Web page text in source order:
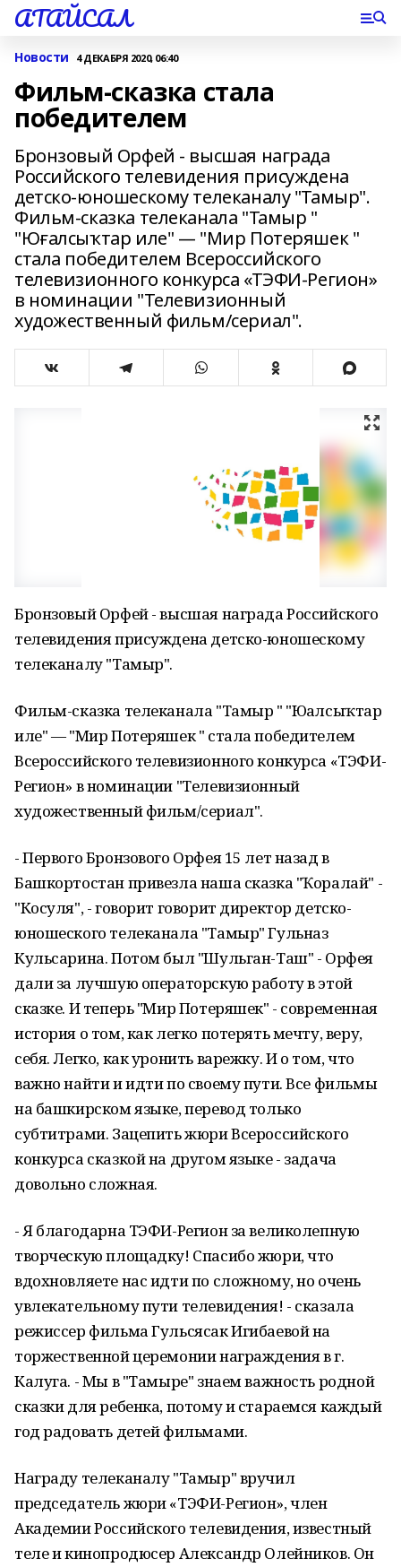
АТАЙСАЛ
Новости 4 ДЕКАБРЯ 2020, 06:40
Фильм-сказка стала
победителем
Бронзовый Орфей - высшая награда
Российского телевидения присуждена
детско-юношескому телеканалу "Тамыр".
Фильм-сказка телеканала "Тамыр "
"Юғалсыҡтар иле" — "Мир Потеряшек "
стала победителем Всероссийского
телевизионного конкурса «ТЭФИ-Регион»
в номинации "Телевизионный
художественный фильм/сериал".
Бронзовый Орфей - высшая награда Российского
телевидения присуждена детско-юношескому
телеканалу "Тамыр".
Фильм-сказка телеканала "Тамыр " "Юғалсыҡтар
иле" — "Мир Потеряшек " стала победителем
Всероссийского телевизионного конкурса «ТЭФИ-
Регион» в номинации "Телевизионный
художественный фильм/сериал".
- Первого Бронзового Орфея 15 лет назад в
Башкортостан привезла наша сказка "Ҡоралай" -
"Косуля", - говорит говорит директор детско-
юношеского телеканала "Тамыр" Гульназ
Кульсарина. Потом был "Шульган-Таш" - Орфея
дали за лучшую операторскую работу в этой
сказке. И теперь "Мир Потеряшек" - современная
история о том, как легко потерять мечту, веру,
себя. Легко, как уронить варежку. И о том, что
важно найти и идти по своему пути. Все фильмы
на башкирском языке, перевод только
субтитрами. Зацепить жюри Всероссийского
конкурса сказкой на другом языке - задача
довольно сложная.
- Я благодарна ТЭФИ-Регион за великолепную
творческую площадку! Спасибо жюри, что
вдохновляете нас идти по сложному, но очень
увлекательному пути телевидения! - сказала
режиссер фильма Гульсясак Игибаевой на
торжественной церемонии награждения в г.
Калуга. - Мы в "Тамыре" знаем важность родной
сказки для ребенка, потому и стараемся каждый
год радовать детей фильмами.
Награду телеканалу "Тамыр" вручил
председатель жюри «ТЭФИ-Регион», член
Академии Российского телевидения, известный
теле и кинопродюсер Александр Олейников. Он